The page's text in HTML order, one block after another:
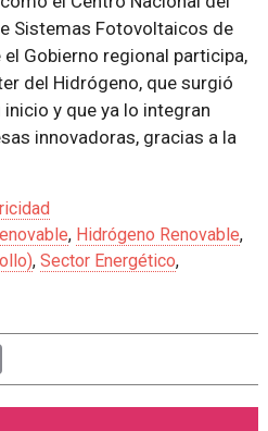
Sistemas Fotovoltaicos de
Gobierno regional participa,
del Hidrógeno, que surgió
y que ya lo integran
innovadoras, gracias a la
, Hidrógeno Renovable,
, Sector Energético,
Email